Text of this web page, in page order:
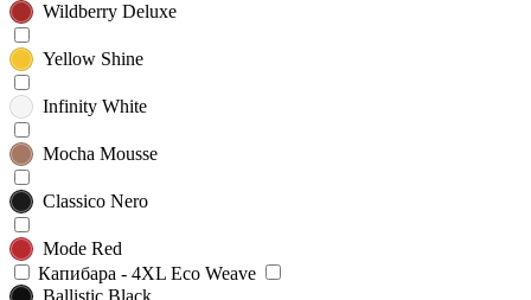
Wildberry Deluxe
Yellow Shine
Infinity White
Mocha Mousse
Classico Nero
Mode Red
Капибара - 4XL Eco Weave
Ballistic Black